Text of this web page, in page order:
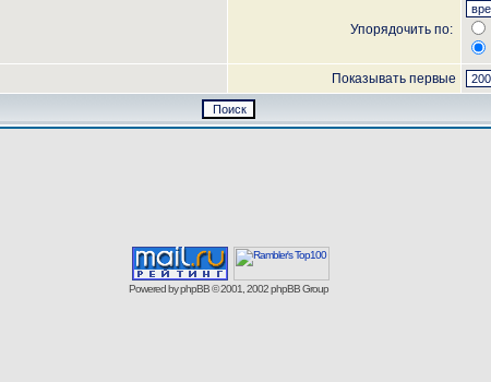
Упорядочить по:
Показывать первые
Powered byphpBB© 2001, 2002 phpBB Group